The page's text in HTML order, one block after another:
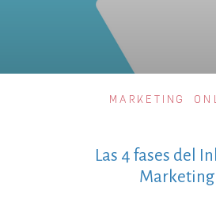
MARKETING
Las 4 fases del
Marketing